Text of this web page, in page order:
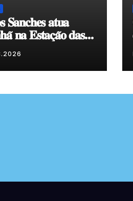
𝐒𝐚𝐧𝐜𝐡𝐞𝐬 𝐚𝐭𝐮𝐚
𝐧𝐚 𝐄𝐬𝐭𝐚𝐜̧𝐚̃𝐨 𝐝𝐚𝐬